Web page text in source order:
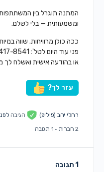
המתנה תוגרל בין
ומשמעותית — בלי לשלם.
ככה כולן מרוויחות. שווה
פני עוד היום לטל': 050-417-8541
או בהודעה אישית ואשלח לך
עזר לך?
רחלי יהב (פיליפ) הגיבהלפני 4 חודשים, 4 שבועות
2 חברות
· 1 תגובה